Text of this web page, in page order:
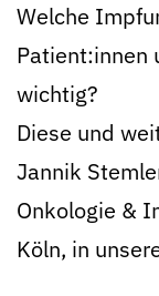
Welche
Patient:innen
wichtig?
Diese und
Jannik
Onkologie &
Köln, in